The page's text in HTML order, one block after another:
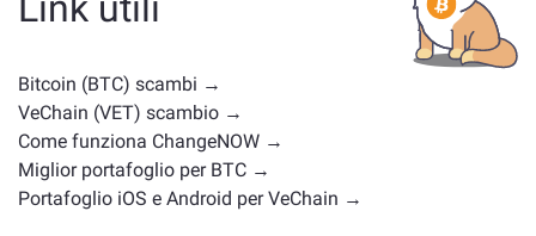
posizioni di mercato simili. Controlla tutti gli asset
pagina principale di
scambio.
Bitcoin (BTC) scambi →
VeChain (VET) scambio →
Come funziona ChangeNOW →
Miglior portafoglio per BTC →
Portafoglio iOS e Android per VeChain →